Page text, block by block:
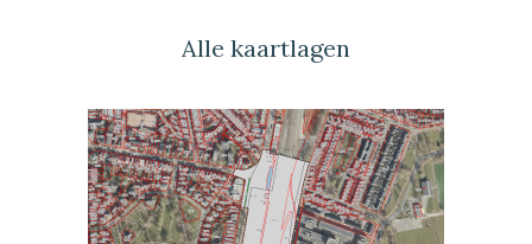
Alle kaartlagen